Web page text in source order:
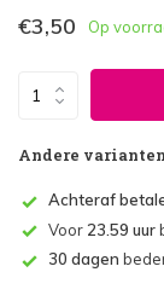
€3,50 Op
Andere
Achteraf
Voor 23.59 uur
30 dagen